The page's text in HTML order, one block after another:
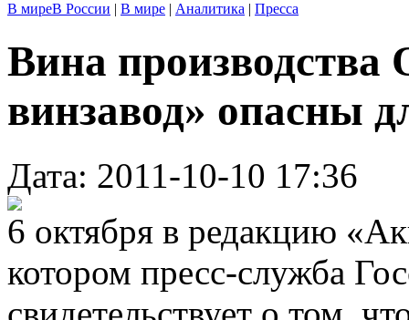
В миреВ России | В мире | Аналитика | Пресса
Вина
винзавод» опасны
Дата: 2011-10-10 17:36
6 октября в редакцию
котором пресс-служба